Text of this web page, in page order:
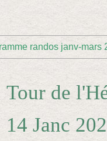
randos janv-mars
Tour de
14 Janc